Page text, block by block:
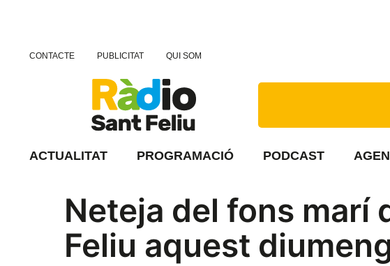
CONTACTE PUBLICITAT QUI SOM
ACTUALITAT PROGRAMACIÓ PODCAST
Neteja del fons marí
Feliu aquest